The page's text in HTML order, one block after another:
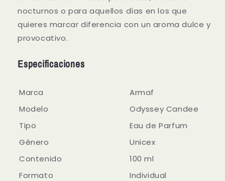
nocturnos o para aquellos días en los que
quieres marcar diferencia con un aroma dulce y
provocativo.
Especificaciones
Marca
Armaf
Modelo
Odyssey Candee
Tipo
Eau de Parfum
Género
Unicex
Contenido
100 ml
Formato
Individual